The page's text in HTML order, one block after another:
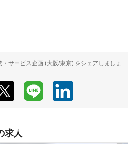
サービス企画 (大阪/東京) をシェアしましょ
求人